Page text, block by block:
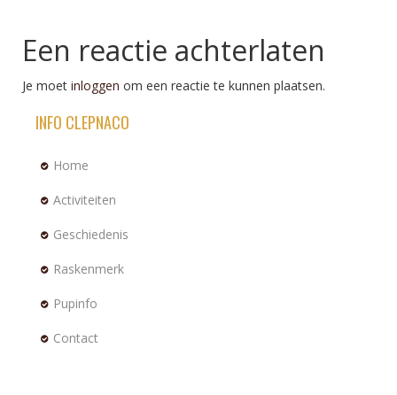
Een reactie achterlaten
Je moet inloggen om een reactie te kunnen plaatsen.
INFO CLEPNACO
Home
Activiteiten
Geschiedenis
Raskenmerk
Pupinfo
Contact